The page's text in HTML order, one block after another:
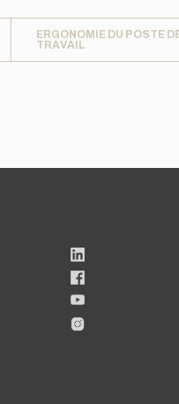
ERGONOMIE DU POSTE
TRAVAIL